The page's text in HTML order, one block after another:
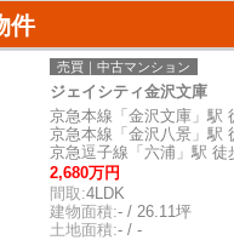
件
売買｜中古マンション
ジェイシティ金沢文庫
京急本線「金沢文庫」駅
京急本線「金沢八景」駅
京急逗子線「六浦」駅 徒
2,680万円
間取:4LDK
建物面積:- / 26.11坪
土地面積:- / -